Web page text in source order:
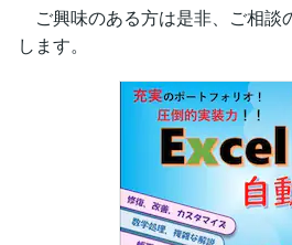
ご興味のある方は是非、ご相談
します。